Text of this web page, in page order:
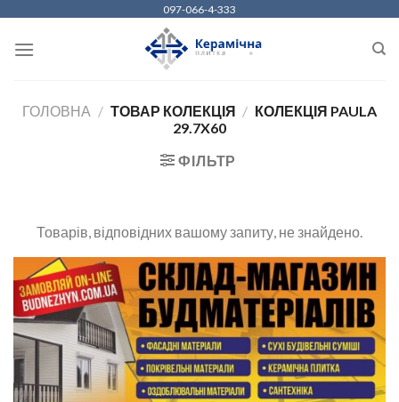
content
097-066-4-333
ГОЛОВНА / ТОВАР КОЛЕКЦІЯ / КОЛЕКЦІЯ PAULA
29.7X60
ФІЛЬТР
Товарів, відповідних вашому запиту, не знайдено.